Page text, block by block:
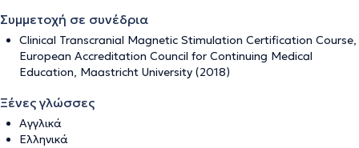
Συμμετοχή σε συνέδρια
Clinical Transcranial Magnetic Stimulation Certification Course,
European Accreditation Council for Continuing Medical
Education, Maastricht University (2018)
Ξένες γλώσσες
Αγγλικά
Ελληνικά